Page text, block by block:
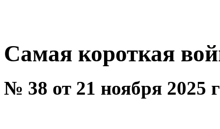
Самая короткая
№ 38 от 21 ноября 2025